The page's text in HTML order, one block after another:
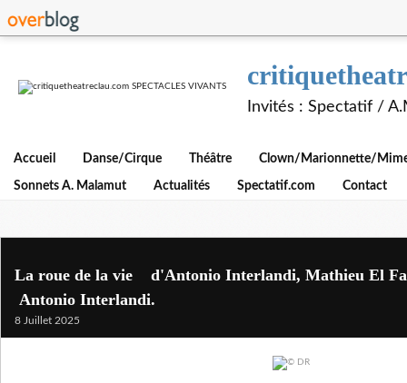
Invités : Spectatif /
Accueil Danse/Cirque Théâtre Clown/Marionnette/
Sonnets A. Malamut Actualités Spectatif.com Contact
La roue de la vie d'Antonio Interlandi, Mathieu El
Antonio Interlandi.
8 Juillet 2025